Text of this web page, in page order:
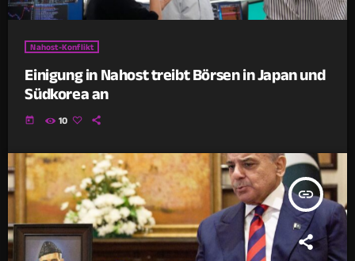
Nahost-Konflikt
Einigung in Nahost treibt Börsen in Japan und
Südkorea an
today 10
insert_link